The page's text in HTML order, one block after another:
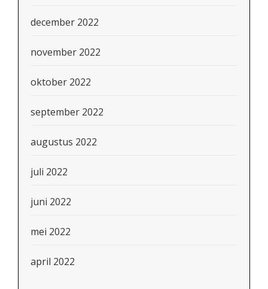
december 2022
november 2022
oktober 2022
september 2022
augustus 2022
juli 2022
juni 2022
mei 2022
april 2022